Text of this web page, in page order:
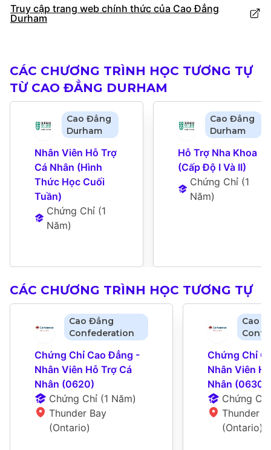
Truy cập trang web chính thức của Cao Đẳng
Durham
CÁC CHƯƠNG TRÌNH HỌC TƯƠNG TỰ
TỪ CAO ĐẲNG DURHAM
Cao Đẳng
Durham
Nhân Viên Hỗ Trợ
Cá Nhân (Hình
Thức Học Cuối
Tuần)
Chứng Chỉ (1
Năm)
Cao Đẳng
Durham
Hỗ Trợ Nha Khoa
(Cấp Độ I Và II)
Chứng Chỉ (1
Năm)
CÁC CHƯƠNG TRÌNH HỌC TƯƠNG TỰ
Cao Đẳng
Confederation
Chứng Chỉ Cao Đẳng -
Nhân Viên Hỗ Trợ Cá
Nhân (0620)
Chứng Chỉ (1 Năm)
Thunder Bay
(Ontario)
Cao
Chứng Chỉ
Nhân Viên
Nhân (0630)
Chứng Chỉ
Thunder
(Ontario)